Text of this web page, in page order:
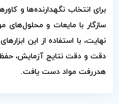
برای انتخاب نگهدارنده‌ها و
سازگار با مایعات و محلول‌های
نهایت، با استفاده از این
دقت و دقت نتایج آزمایش،
هدررفت مواد دست یافت.